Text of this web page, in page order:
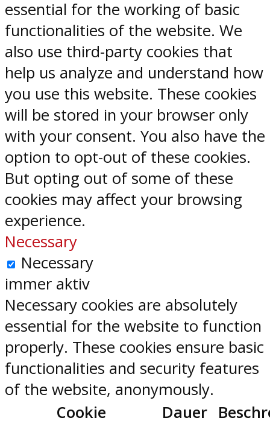
essential for the working of basic
functionalities of the website. We
also use third-party cookies that
help us analyze and understand how
you use this website. These cookies
will be stored in your browser only
with your consent. You also have the
option to opt-out of these cookies.
But opting out of some of these
cookies may affect your browsing
experience.
Necessary
Necessary
immer aktiv
Necessary cookies are absolutely
essential for the website to function
properly. These cookies ensure basic
functionalities and security features
of the website, anonymously.
Cookie
Dauer